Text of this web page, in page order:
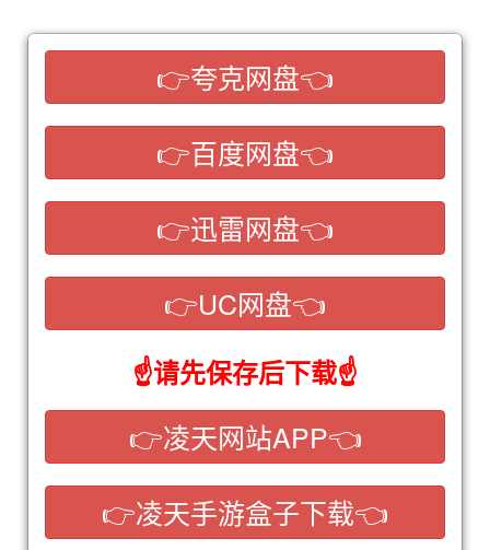
👉夸克网盘👈
👉百度网盘👈
👉迅雷网盘👈
👉UC网盘👈
☝请先保存后下载☝
👉凌天网站APP👈
👉凌天手游盒子下载👈